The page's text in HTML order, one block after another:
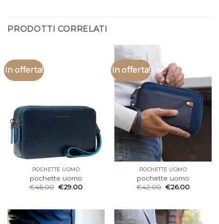
PRODOTTI CORRELATI
In offerta!
POCHETTE UOMO
pochette uomo
€46.00 €29.00
In offerta!
POCHETTE UOMO
pochette uomo
€42.00 €26.00